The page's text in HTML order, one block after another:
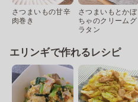
さつまいもの甘辛
肉巻き
さつまいもとかぼ
ちゃのクリームグ
ラタン
エリンギで作れるレシピ